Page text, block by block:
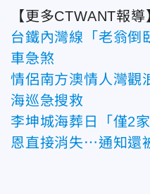
【更多CTWANT報導
台鐵內灣線「老翁
車急煞
情侶南方澳情人灣
海巡急搜救
李坤城海葬日「僅2
恩直接消失⋯通知還